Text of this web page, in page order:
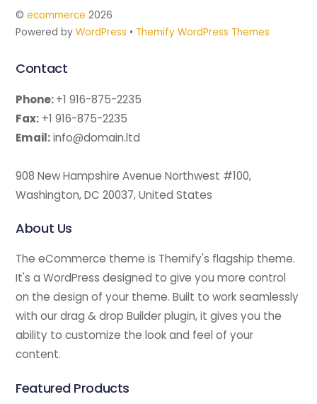
©ecommerce 2026
Powered byWordPress • Themify WordPress Themes
Contact
Phone:+1 916-875-2235
Fax: +1 916-875-2235
Email: info@domain.ltd
908 New Hampshire Avenue Northwest #100,
Washington, DC 20037, United States
About Us
The eCommerce theme is Themify's flagship theme.
It's a WordPress designed to give you more control
on the design of your theme. Built to work seamlessly
with our drag & drop Builder plugin, it gives you the
ability to customize the look and feel of your
content.
Featured Products